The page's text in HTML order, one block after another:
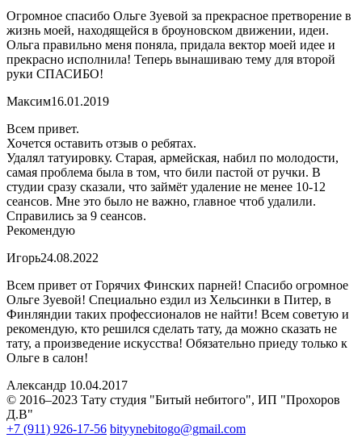
Огромное спасибо Ольге Зуевой за прекрасное претворение в
жизнь моей, находящейся в броуновском движении, идеи.
Ольга правильно меня поняла, придала вектор моей идее и
прекрасно исполнила! Теперь вынашиваю тему для второй
руки СПАСИБО!
Максим16.01.2019
Всем привет.
Хочется оставить отзыв о ребятах.
Удалял татуировку. Старая, армейская, набил по молодости,
самая проблема была в том, что били пастой от ручки. В
студии сразу сказали, что займёт удаление не менее 10-12
сеансов. Мне это было не важно, главное чтоб удалили.
Справились за 9 сеансов.
Рекомендую
Игорь24.08.2022
Всем привет от Горячих Финских парней! Спасибо огромное
Ольге Зуевой! Специально ездил из Хельсинки в Питер, в
Финляндии таких профессионалов не найти! Всем советую и
рекомендую, кто решился сделать тату, да можно сказать не
тату, а произведение искусства! Обязательно приеду только к
Ольге в салон!
Александр 10.04.2017
© 2016–2023 Тату студия "Битый небитого", ИП "Прохоров
Д.В"
+7 (911) 926-17-56 bityynebitogo@gmail.com